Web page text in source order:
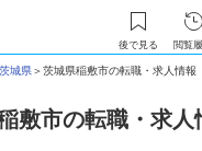
後で見る 閲覧
茨城県＞茨城県稲敷市の転職・求人情報
敷市の転職・求人